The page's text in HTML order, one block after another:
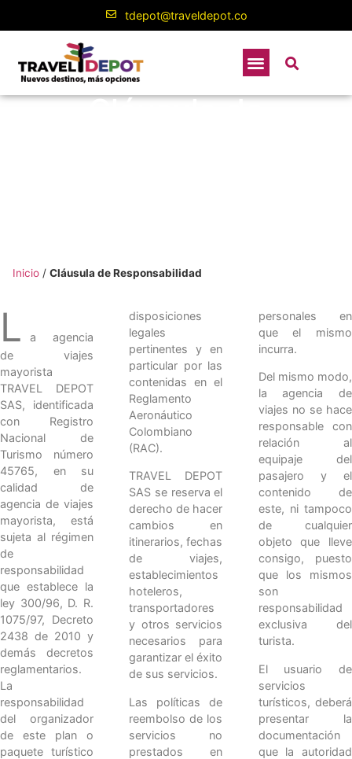
tdepot@traveldepot.co
Cláusula de
Inicio / Cláusula de Responsabilidad
L
a agencia
de viajes
mayorista
TRAVEL DEPOT
SAS, identificada
con Registro
Nacional de
Turismo número
45765, en su
calidad de
agencia de viajes
mayorista, está
sujeta al régimen
de
responsabilidad
que establece la
ley 300/96, D. R.
1075/97, Decreto
2438 de 2010 y
demás decretos
reglamentarios.
La
responsabilidad
del organizador
de este plan o
paquete turístico
disposiciones
legales
pertinentes y en
particular por las
contenidas en el
Reglamento
Aeronáutico
Colombiano
(RAC).
TRAVEL DEPOT
SAS se reserva el
derecho de hacer
cambios en
itinerarios, fechas
de viajes,
establecimientos
hoteleros,
transportadores
y otros servicios
necesarios para
garantizar el éxito
de sus servicios.
Las políticas de
reembolso de los
servicios no
prestados en
personales en
que el mismo
incurra.
Del mismo modo,
la agencia de
viajes no se hace
responsable con
relación al
equipaje del
pasajero y el
contenido de
este, ni tampoco
de cualquier
objeto que lleve
consigo, puesto
que los mismos
son
responsabilidad
exclusiva del
turista.
El usuario de
servicios
turísticos, deberá
presentar la
documentación
que la autoridad